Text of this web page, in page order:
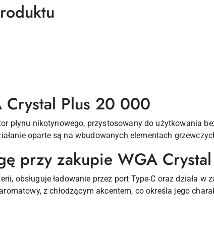
Crystal Plus 20 000
płynu nikotynowego, przystosowany do użytkowania
oparte są na wbudowanych elementach
przy zakupie WGA
obsługuje ładowanie przez port Type-C oraz działa
z chłodzącym akcentem, co określa jego